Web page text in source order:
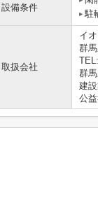
設備条件
駐
取扱会社
イ
群
群
建
公